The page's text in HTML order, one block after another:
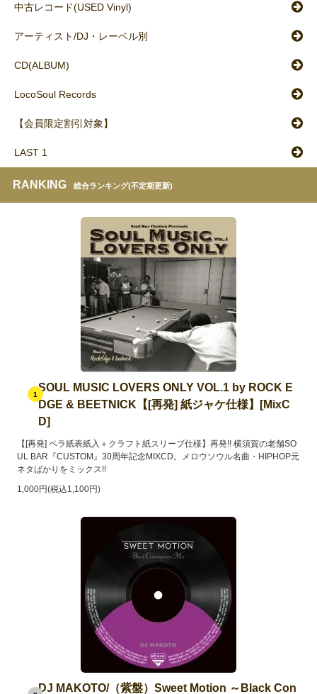
中古レコード(USED Vinyl)
アーティスト/DJ・レーベル別
CD(ALBUM)
LocoSoul Records
【会員限定割引対象】
LAST 1
RANKING 総合ランキング(不定期更新)
1
SOUL MUSIC LOVERS ONLY VOL.1 by ROCK E
DGE & BEETNICK【[再発] 紙ジャケ仕様】[MixC
D]
【[再発] ペラ紙表紙入＋クラフト紙スリーブ仕様】再発!! 横須賀の老舗SO
UL BAR『CUSTOM』30周年記念MIXCD。メロウソウル名曲・HIPHOP元
ネタばかりをミックス!!
1,000円(税込1,100円)
DJ MAKOTO/（紫盤）Sweet Motion ～Black Con